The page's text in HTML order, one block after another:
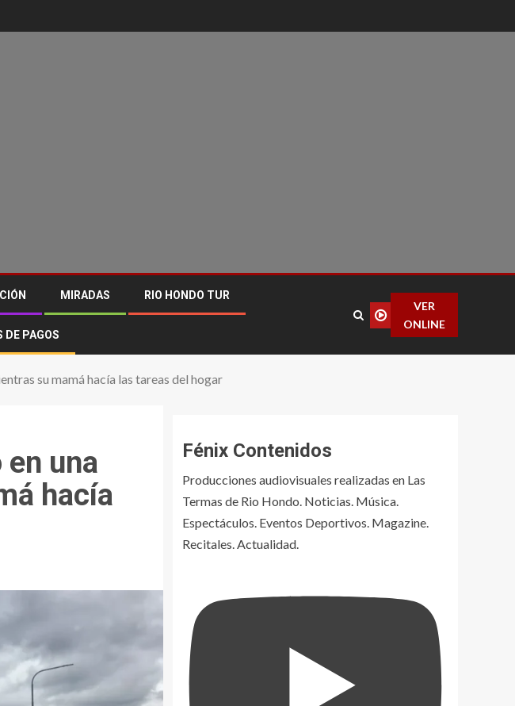
MIRADAS RIO HONDO TUR
DE PAGOS
VER
ONLINE
su mamá hacía las tareas del hogar
una
hacía
Fénix Contenidos
Producciones audiovisuales realizadas en Las
Termas de Rio Hondo. Noticias. Música.
Espectáculos. Eventos Deportivos. Magazine.
Recitales. Actualidad.